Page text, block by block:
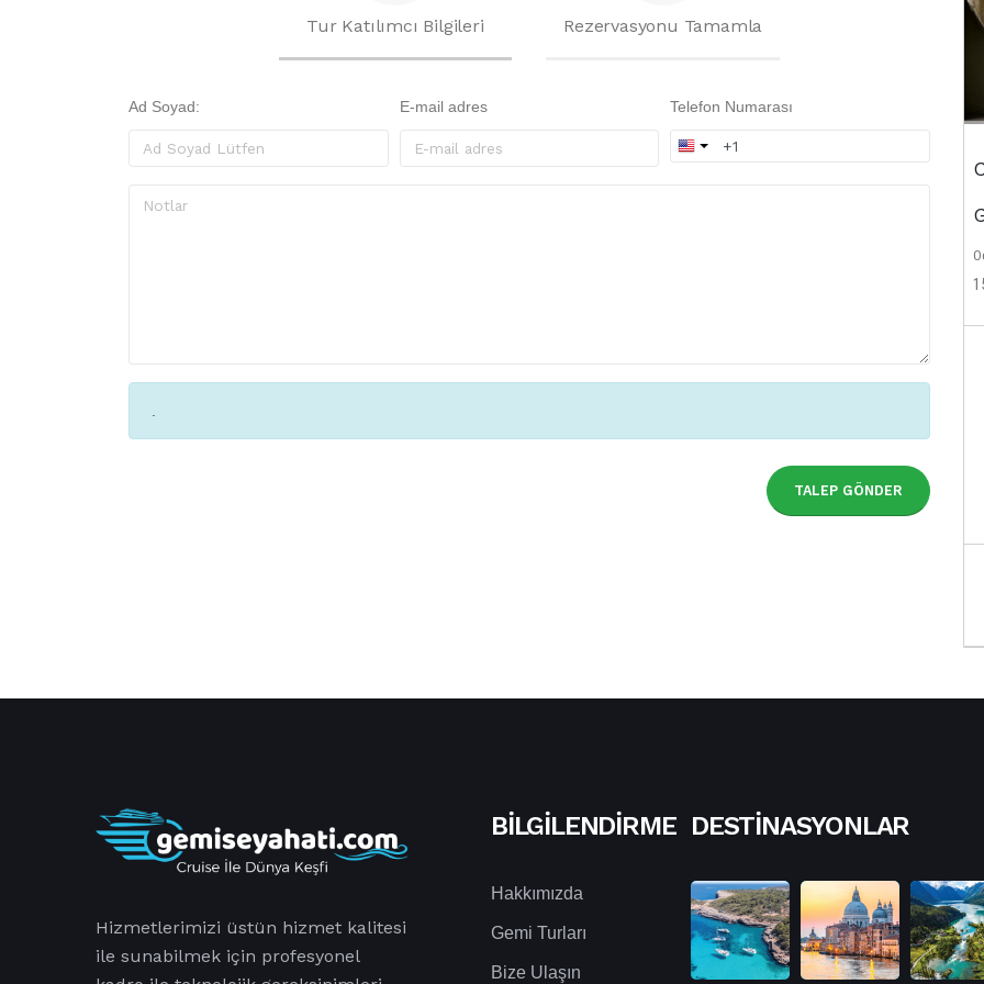
Tur Katılımcı Bilgileri Rezervasyonu Tamamla
Ad Soyad: E-mail adres Telefon Numarası
.
TALEP GÖNDER
Hizmetlerimizi üstün hizmet kalitesi
ile sunabilmek için profesyonel
BILGILENDIRME
Hakkımızda
Gemi Turları
Bize Ulaşın
DESTINASYONLAR